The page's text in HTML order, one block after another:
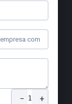
− 1 +